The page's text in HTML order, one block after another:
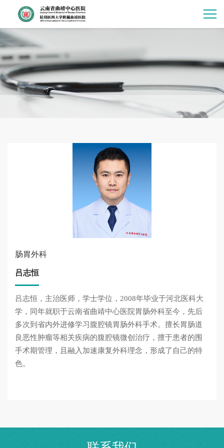
肠胃外科
吕志恒
吕志恒，主治医师，学士学位，2008年毕业于河北医科大
学，同年就职于云南省曲靖中心医院胃肠外科至今，先后
多次到省内外进修学习腹腔镜胃肠外科手术。擅长胃肠道
良恶性肿瘤等相关疾病的腹腔镜微创治疗，擅于患者的围
手术期管理，且融入加速康复外科理念，形成了自己的特
色。